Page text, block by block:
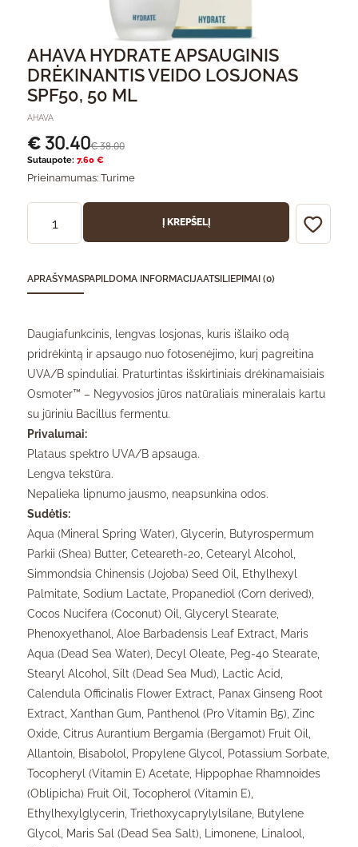
AHAVA HYDRATE APSAUGINIS
DRĖKINANTIS VEIDO LOSJONAS
SPF50, 50 ML
AHAVA
€ 30.40€38.00
Sutaupote: 7.60 €
Prieinamumas: Turime
Į KREPŠELĮ
APRAŠYMASPAPILDOMA INFORMACIJAATSILIEPIMAI (0)
Daugiafunkcinis, lengvas losjonas, kuris išlaiko odą
pridrėkintą ir apsaugo nuo fotosenėjimo, kurį pagreitina
UVA/B spinduliai. Praturtintas išskirtiniais drėkinamaisiais
Osmoter™ – Negyvosios jūros natūraliais mineralais kartu
su jūriniu Bacillus fermentu.
Privalumai:
Plataus spektro UVA/B apsauga.
Lengva tekstūra.
Nepalieka lipnumo jausmo, neapsunkina odos.
Sudėtis:
Aqua (Mineral Spring Water), Glycerin, Butyrospermum
Parkii (Shea) Butter, Ceteareth-20, Cetearyl Alcohol,
Simmondsia Chinensis (Jojoba) Seed Oil, Ethylhexyl
Palmitate, Sodium Lactate, Propanediol (Corn derived),
Cocos Nucifera (Coconut) Oil, Glyceryl Stearate,
Phenoxyethanol, Aloe Barbadensis Leaf Extract, Maris
Aqua (Dead Sea Water), Decyl Oleate, Peg-40 Stearate,
Stearyl Alcohol, Silt (Dead Sea Mud), Lactic Acid,
Calendula Officinalis Flower Extract, Panax Ginseng Root
Extract, Xanthan Gum, Panthenol (Pro Vitamin B5), Zinc
Oxide, Citrus Aurantium Bergamia (Bergamot) Fruit Oil,
Allantoin, Bisabolol, Propylene Glycol, Potassium Sorbate,
Tocopheryl (Vitamin E) Acetate, Hippophae Rhamnoides
(Oblipicha) Fruit Oil, Tocopherol (Vitamin E),
Ethylhexylglycerin, Triethoxycaprylylsilane, Butylene
Glycol, Maris Sal (Dead Sea Salt), Limonene, Linalool,